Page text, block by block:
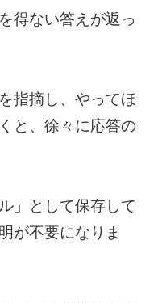
得ない答えが返っ
指摘し、やってほ
と、徐々に応答の
」として保存して
が不要になりま